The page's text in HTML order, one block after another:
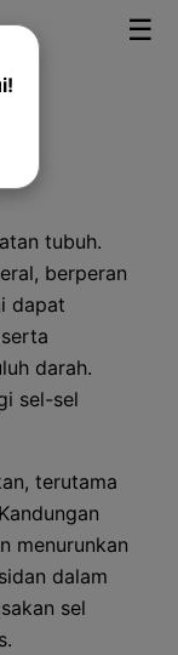
☰
tubuh.
berperan
dapat
darah.
sel-sel
terutama
menurunkan
dalam
sel